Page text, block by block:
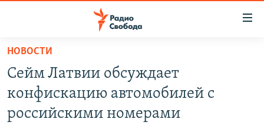
упрощенного
доступа
Вернуться
основному
ПОДКАСТЫ
АВТОРСКИЕ ПРОЕКТЫ
НОВОСТИ
Сейм Латвии обсуждает
конфискацию автомобилей с
российскими номерами